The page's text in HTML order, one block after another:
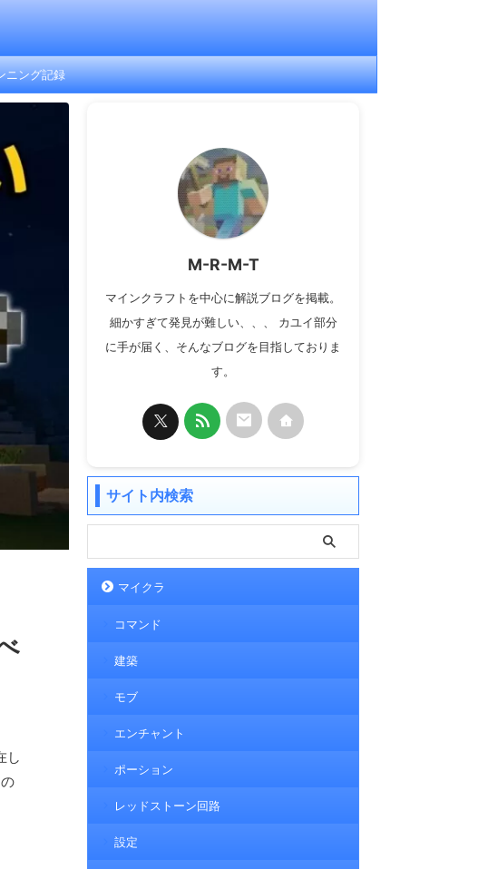
ニング記録
し
M-R-M-T
マインクラフトを中心に解説ブログを掲載。
細かすぎて発見が難しい、、、 カユイ部分
に手が届く、そんなブログを目指しておりま
す。
サイト内検索
マイクラ
コマンド
建築
モブ
エンチャント
ポーション
レッドストーン回路
設定